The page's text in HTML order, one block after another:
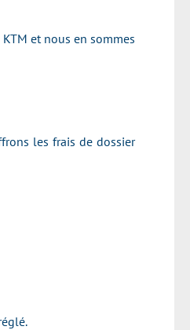
et nous en sommes
les frais de dossier